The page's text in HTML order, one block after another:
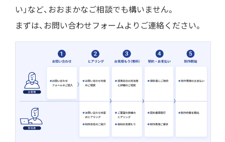
い」など、おおまかなご相談でも構いません。
まずは、お問い合わせフォームよりご連絡ください。